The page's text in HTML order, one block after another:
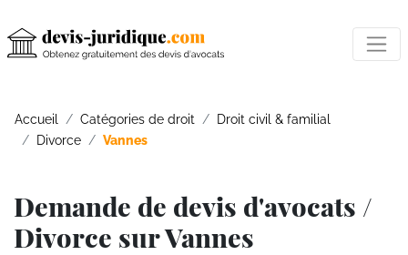
Accueil Catégories de droit
Droit civil & familial
Divorce
Vannes
Demande de devis d'avocats /
Divorce sur Vannes